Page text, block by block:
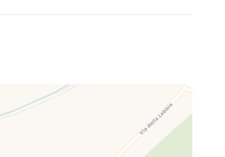
richiesta. Tassa di soggiorno se prevista (l'importo varia
(contanti) 500,00€ di deposito cauzionale, che sarà poi
borgo situato nella parte nord-occidentale dell'Umbria al
l'Umbria è in grado di regalare stupendi scorci di natura